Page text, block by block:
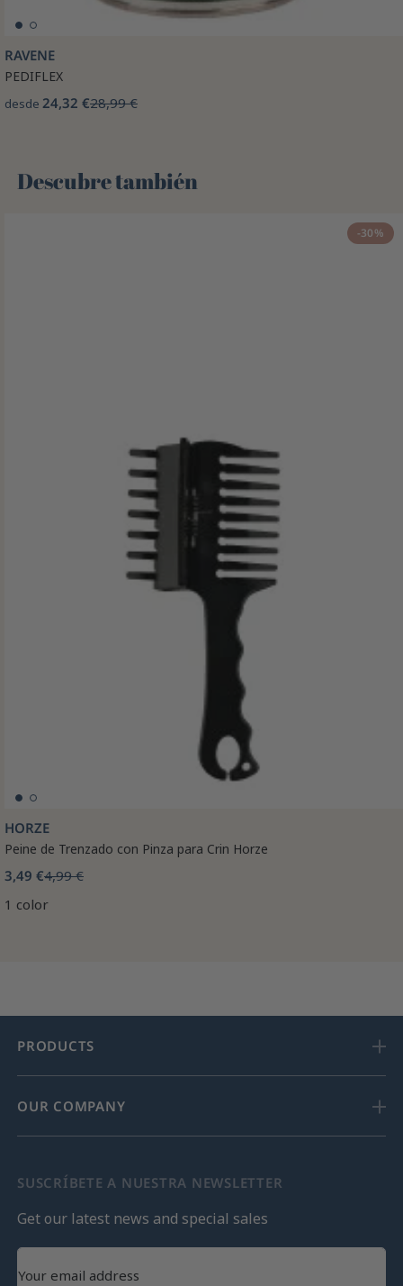
RAVENE
PEDIFLEX
desde 24,32 €28,99 €
Descubre también 🌻
-30%
HORZE
Peine de Trenzado con Pinza para Crin Horze
3,49 €4,99 €
1 color
PRODUCTS
OUR COMPANY
SUSCRÍBETE A NUESTRA NEWSLETTER
Get our latest news and special sales